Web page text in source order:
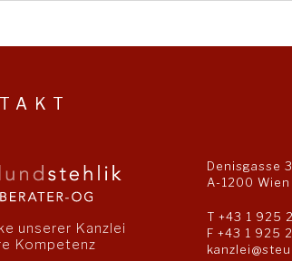
unserer Kanzlei
Kompetenz
Denisgasse
A-1200 Wien
T +43 1 925
F +43 1 925